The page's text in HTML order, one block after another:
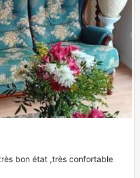
bon état ,très confortable